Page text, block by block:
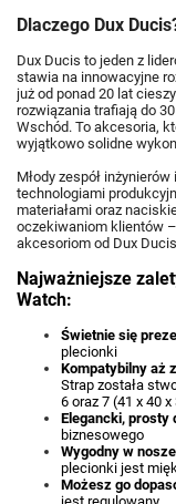
Dlaczego Dux
Dux Ducis to jeden z
stawia na innowacyjne
już od ponad 20 lat
rozwiązania trafiają do
Wschód. To akcesoria,
wyjątkowo solidne
Młody zespół
technologiami
materiałami oraz
oczekiwaniom klientów
akcesoriom od Dux
Najważniejsze
Watch:
Świetnie się
plecionki
Kompatybilny aż
Strap została
6 oraz 7 (41 x 40
Elegancki, prosty
biznesowego
Wygodny w
plecionki jest
Możesz go